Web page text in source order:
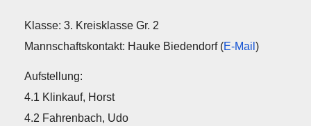
Klasse: 3. Kreisklasse Gr. 2
Mannschaftskontakt: Hauke Biedendorf (E-Mail )
Aufstellung:
4.1 Klinkauf, Horst
4.2 Fahrenbach, Udo